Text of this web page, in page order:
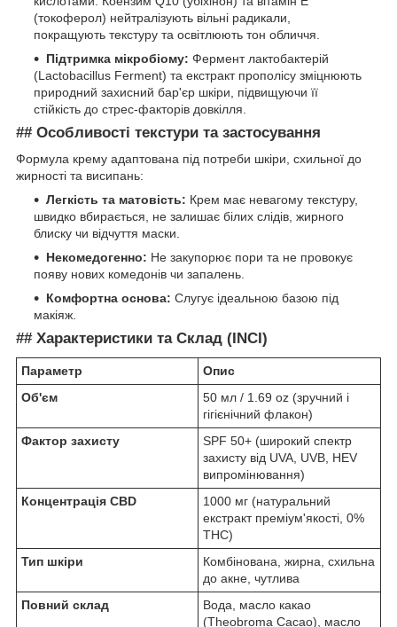
(токоферол) нейтралізують вільні радикали,
покращують текстуру та освітлюють тон обличчя.
Підтримка мікробіому: Фермент лактобактерій
(Lactobacillus Ferment) та екстракт прополісу зміцнюють
природний захисний бар'єр шкіри, підвищуючи її
стійкість до стрес-факторів довкілля.
## Особливості текстури та застосування
Формула крему адаптована під потреби шкіри, схильної до
жирності та висипань:
Легкість та матовість: Крем має невагому текстуру,
швидко вбирається, не залишає білих слідів, жирного
блиску чи відчуття маски.
Некомедогенно: Не закупорює пори та не провокує
появу нових комедонів чи запалень.
Комфортна основа: Слугує ідеальною базою під
макіяж.
## Характеристики та Склад (INCI)
Параметр
Опис
Об'єм
50 мл / 1.69 oz (зручний і
гігієнічний флакон)
Фактор захисту
SPF 50+ (широкий спектр
захисту від UVA, UVB, HEV
випромінювання)
Концентрація CBD
1000 мг (натуральний
екстракт преміум'якості, 0%
THC)
Тип шкіри
Комбінована, жирна, схильна
до акне, чутлива
Повний склад
Вода, масло какао
(Theobroma Cacao), масло